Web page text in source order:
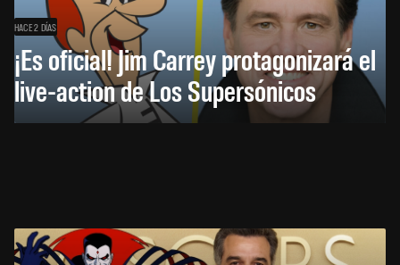
HACE 2 DÍAS
¡Es oficial! Jim Carrey protagonizará el
live-action de Los Supersónicos